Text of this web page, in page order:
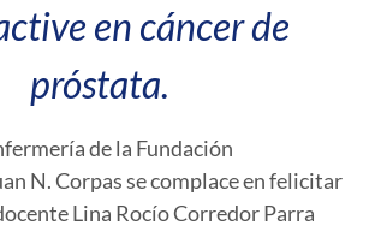
en cáncer de
próstata.
de la Fundación
N. Corpas se complace en felicitar
Lina Rocío Corredor Parra